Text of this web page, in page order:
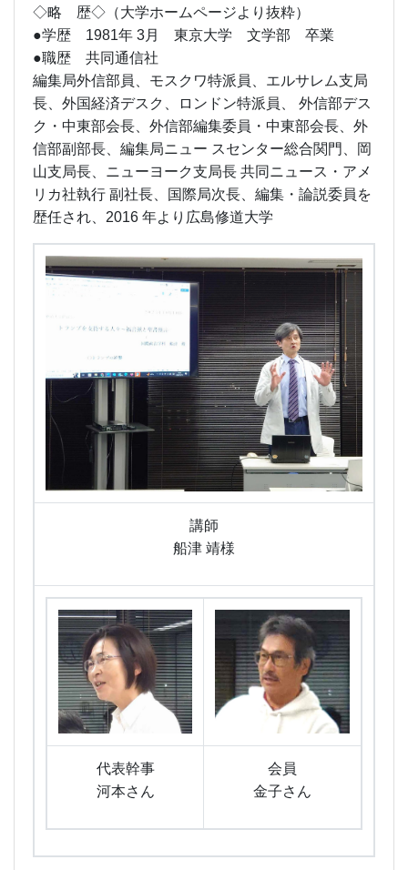
◇略 歴◇ （大学ホームページより抜粋）
●学歴 1981年 3月 東京大学 文学部 卒業
●職歴 共同通信社
編集局外信部員、モスクワ特派員、エルサレム支局
長、外国経済デスク、ロンドン特派員、 外信部デス
ク・中東部会長、外信部編集委員・中東部会長、外
信部副部長、編集局ニュー スセンター総合関門、岡
山支局長、ニューヨーク支局長 共同ニュース・アメ
リカ社執行 副社長、国際局次長、編集・論説委員を
歴任され、2016 年より広島修道大学
講師
船津 靖様
代表幹事
河本さん
会員
金子さん